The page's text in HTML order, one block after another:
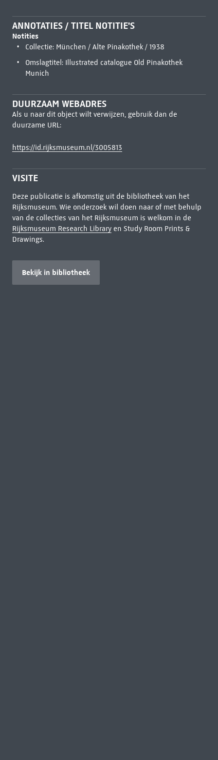
ANNOTATIES / TITEL NOTITIE'S
Notities
Collectie: München / Alte Pinakothek / 1938
Omslagtitel: Illustrated catalogue Old Pinakothek
Munich
DUURZAAM WEBADRES
Als u naar dit object wilt verwijzen, gebruik dan de
duurzame URL:
https://id.rijksmuseum.nl/3005813
VISITE
Deze publicatie is afkomstig uit de bibliotheek van het
Rijksmuseum. Wie onderzoek wil doen naar of met behulp
van de collecties van het Rijksmuseum is welkom in de
Rijksmuseum Research Libraryen Study Room Prints &
Drawings.
Bekijk in bibliotheek